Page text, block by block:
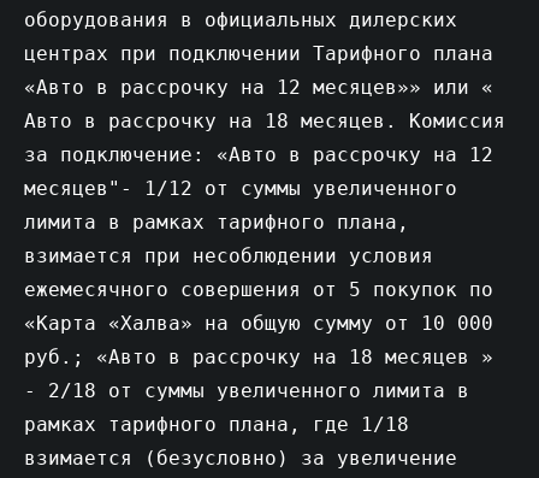
оборудования в официальных дилерских
центрах при подключении Тарифного плана
«Авто в рассрочку на 12 месяцев»» или «
Авто в рассрочку на 18 месяцев. Комиссия
за подключение: «Авто в рассрочку на 12
месяцев"- 1/12 от суммы увеличенного
лимита в рамках тарифного плана,
взимается при несоблюдении условия
ежемесячного совершения от 5 покупок по
«Карта «Халва» на общую сумму от 10 000
руб.; «Авто в рассрочку на 18 месяцев »
- 2/18 от суммы увеличенного лимита в
рамках тарифного плана, где 1/18
взимается (безусловно) за увеличение